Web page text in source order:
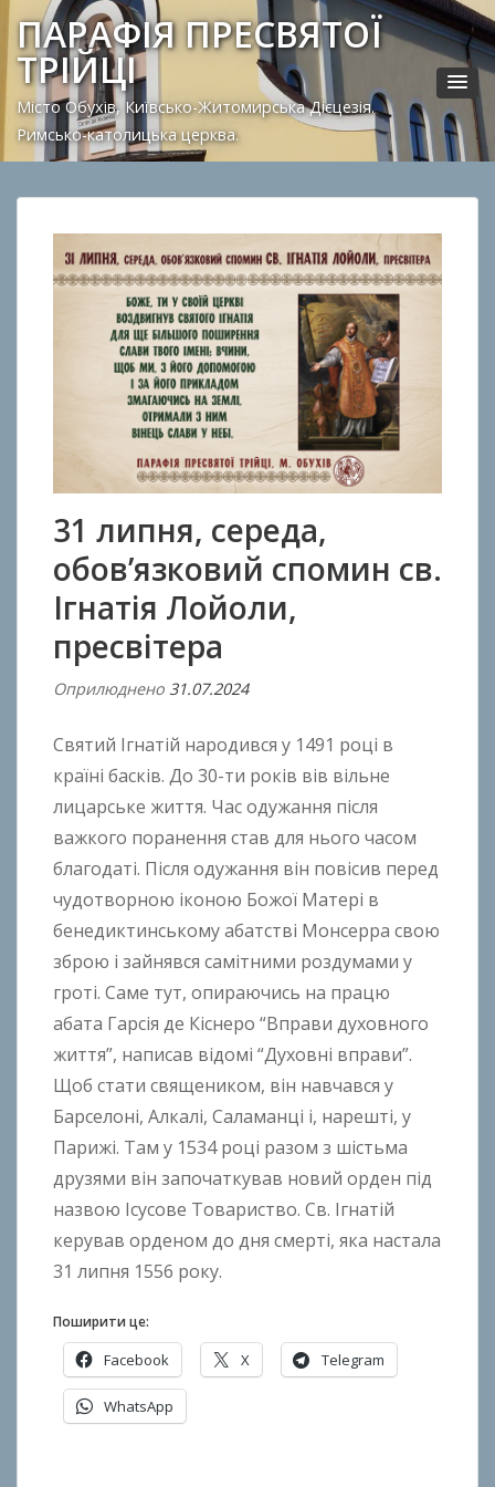
ПАРАФІЯ ПРЕСВЯТОЇ
ТРІЙЦІ
Місто Обухів, Київсько-Житомирська Дієцезія.
Римсько-католицька церква.
31 липня, середа,
обов’язковий спомин св.
Ігнатія Лойоли,
пресвітера
Оприлюднено 31.07.2024В
д
A
n
n
B
o
k
h
o
n
Святий Ігнатій народився у 1491 році в
країні басків. До 30-ти років вів вільне
лицарське життя. Час одужання після
важкого поранення став для нього часом
благодаті. Після одужання він повісив перед
чудотворною іконою Божої Матері в
бенедиктинському абатстві Монсерра свою
зброю і зайнявся самітними роздумами у
гроті. Саме тут, опираючись на працю
абата Гарсія де Кіснеро “Вправи духовного
життя”, написав відомі “Духовні вправи”.
Щоб стати священиком, він навчався у
Барселоні, Алкалі, Саламанці і, нарешті, у
Парижі. Там у 1534 році разом з шістьма
друзями він започаткував новий орден під
назвою Ісусове Товариство. Св. Ігнатій
керував орденом до дня смерті, яка настала
31 липня 1556 року.
Поширити це:
Facebook X Telegram
WhatsApp